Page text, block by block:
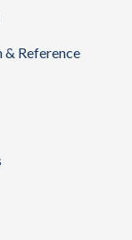
Reference